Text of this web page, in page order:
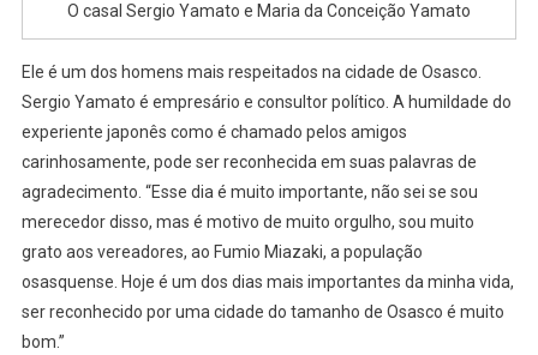
O casal Sergio Yamato e Maria da Conceição Yamato
Ele é um dos homens mais respeitados na cidade de Osasco.
Sergio Yamato é empresário e consultor político. A humildade do
experiente japonês como é chamado pelos amigos
carinhosamente, pode ser reconhecida em suas palavras de
agradecimento. “Esse dia é muito importante, não sei se sou
merecedor disso, mas é motivo de muito orgulho, sou muito
grato aos vereadores, ao Fumio Miazaki, a população
osasquense. Hoje é um dos dias mais importantes da minha vida,
ser reconhecido por uma cidade do tamanho de Osasco é muito
bom.”